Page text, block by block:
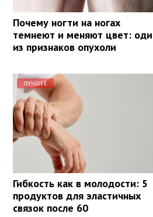
Почему ногти на ногах
темнеют и меняют цвет:
из признаков опухоли
ЛУЧШЕЕ
Гибкость как в молодости: 5
продуктов для эластичных
связок после 60